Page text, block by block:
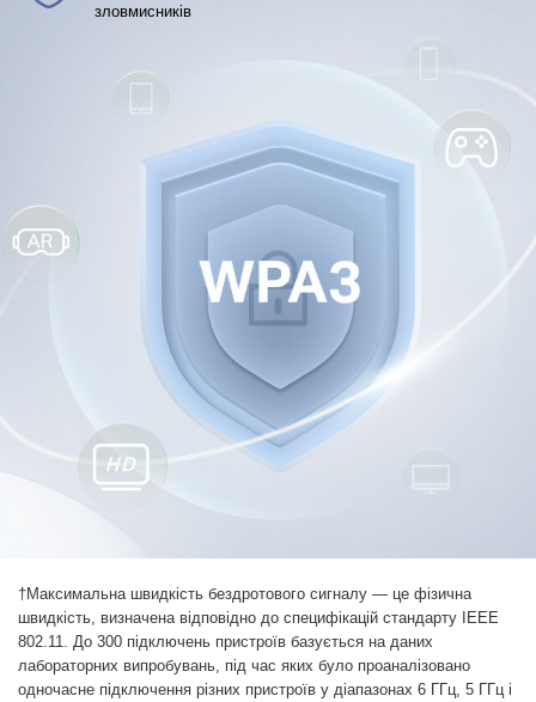
зловмисників
†Максимальна швидкість бездротового сигналу — це фізична
швидкість, визначена відповідно до специфікацій стандарту IEEE
802.11. До 300 підключень пристроїв базується на даних
лабораторних випробувань, під час яких було проаналізовано
одночасне підключення різних пристроїв у діапазонах 6 ГГц, 5 ГГц і